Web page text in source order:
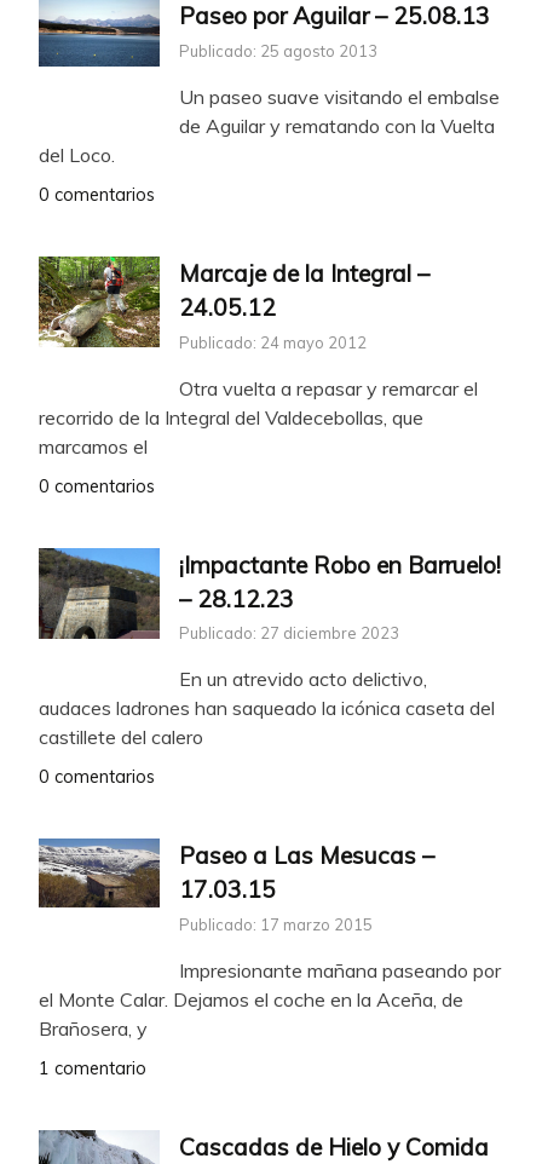
Paseo por Aguilar – 25.08.13
Publicado: 25 agosto 2013
Un paseo suave visitando el embalse
de Aguilar y rematando con la Vuelta
del Loco.
0 comentarios
Marcaje de la Integral –
24.05.12
Publicado: 24 mayo 2012
Otra vuelta a repasar y remarcar el
recorrido de la Integral del Valdecebollas, que
marcamos el
0 comentarios
¡Impactante Robo en Barruelo!
– 28.12.23
Publicado: 27 diciembre 2023
En un atrevido acto delictivo,
audaces ladrones han saqueado la icónica caseta del
castillete del calero
0 comentarios
Paseo a Las Mesucas –
17.03.15
Publicado: 17 marzo 2015
Impresionante mañana paseando por
el Monte Calar. Dejamos el coche en la Aceña, de
Brañosera, y
1 comentario
Cascadas de Hielo y Comida